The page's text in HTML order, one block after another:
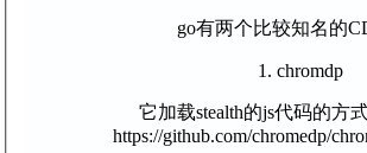
go有两个比较知名的
1. chromdp
它加载stealth的js代码的方式
https://github.com/chromedp/